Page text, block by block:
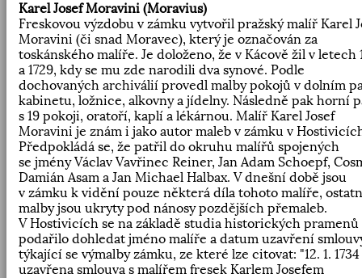
Karel Josef Moravini (Moravius)
Freskovou výzdobu v zámku vytvořil pražský malíř Karel
Moravini (či snad Moravec), který je označován za
toskánského malíře. Je doloženo, že v Kácově žil v letech
a 1729, kdy se mu zde narodili dva synové. Podle
dochovaných archiválií provedl malby pokojů v dolním
kabinetu, ložnice, alkovny a jídelny. Následně pak horní
s 19 pokoji, oratoří, kaplí a lékárnou. Malíř Karel Josef
Moravini je znám i jako autor maleb v zámku v
Předpokládá se, že patřil do okruhu malířů spojených
se jmény Václav Vavřinec Reiner, Jan Adam Schoepf,
Damián Asam a Jan Michael Halbax. V dnešní době jsou
v zámku k vidění pouze některá díla tohoto malíře,
malby jsou ukryty pod nánosy pozdějších přemaleb.
V Hostivicích se na základě studia historických pramenů
podařilo dohledat jméno malíře a datum uzavření
týkající se výmalby zámku, ze které lze citovat: "12. 1. 1734
uzavřena smlouva s malířem fresek Karlem Josefem